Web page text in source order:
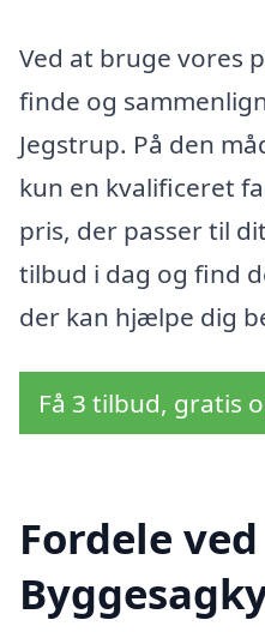
Ved at bruge vores
finde og
Jegstrup. På den
kun en kvalificeret
pris, der passer til
tilbud i dag og find
der kan hjælpe dig
Få 3 tilbud, gratis
Fordele